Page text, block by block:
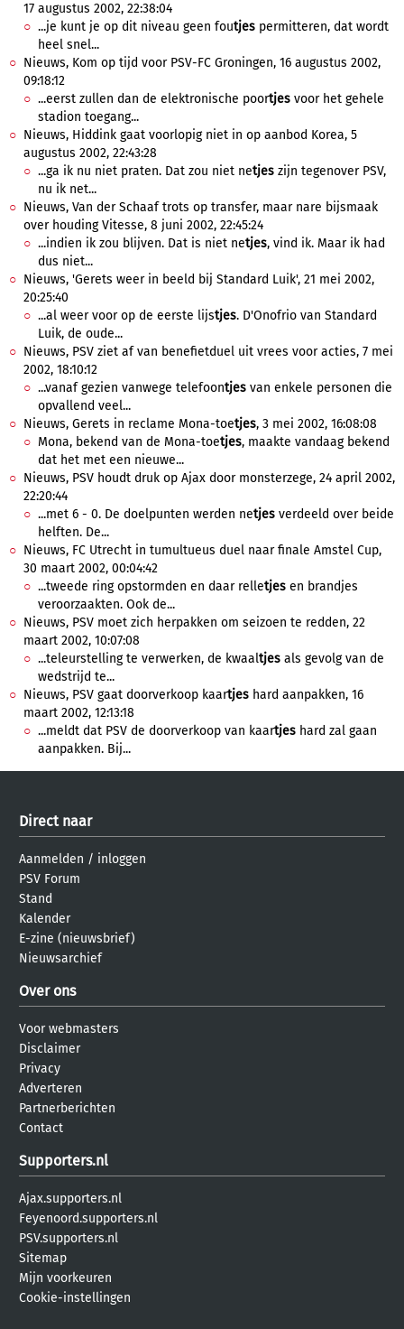
17 augustus 2002, 22:38:04
...je kunt je op dit niveau geen foutjes permitteren, dat wordt
heel snel...
Nieuws, Kom op tijd voor PSV-FC Groningen, 16 augustus 2002,
09:18:12
...eerst zullen dan de elektronische poortjes voor het gehele
stadion toegang...
Nieuws, Hiddink gaat voorlopig niet in op aanbod Korea, 5
augustus 2002, 22:43:28
...ga ik nu niet praten. Dat zou niet netjes zijn tegenover PSV,
nu ik net...
Nieuws, Van der Schaaf trots op transfer, maar nare bijsmaak
over houding Vitesse, 8 juni 2002, 22:45:24
...indien ik zou blijven. Dat is niet netjes, vind ik. Maar ik had
dus niet...
Nieuws, 'Gerets weer in beeld bij Standard Luik', 21 mei 2002,
20:25:40
...al weer voor op de eerste lijstjes. D'Onofrio van Standard
Luik, de oude...
Nieuws, PSV ziet af van benefietduel uit vrees voor acties, 7 mei
2002, 18:10:12
...vanaf gezien vanwege telefoontjes van enkele personen die
opvallend veel...
Nieuws, Gerets in reclame Mona-toetjes, 3 mei 2002, 16:08:08
Mona, bekend van de Mona-toetjes, maakte vandaag bekend
dat het met een nieuwe...
Nieuws, PSV houdt druk op Ajax door monsterzege, 24 april 2002,
22:20:44
...met 6 - 0. De doelpunten werden netjes verdeeld over beide
helften. De...
Nieuws, FC Utrecht in tumultueus duel naar finale Amstel Cup,
30 maart 2002, 00:04:42
...tweede ring opstormden en daar relletjes en brandjes
veroorzaakten. Ook de...
Nieuws, PSV moet zich herpakken om seizoen te redden, 22
maart 2002, 10:07:08
...teleurstelling te verwerken, de kwaaltjes als gevolg van de
wedstrijd te...
Nieuws, PSV gaat doorverkoop kaartjes hard aanpakken, 16
maart 2002, 12:13:18
...meldt dat PSV de doorverkoop van kaartjes hard zal gaan
aanpakken. Bij...
Direct naar
Aanmelden / inloggen
PSV Forum
Stand
Kalender
E-zine (nieuwsbrief)
Nieuwsarchief
Over ons
Voor webmasters
Disclaimer
Privacy
Adverteren
Partnerberichten
Contact
Supporters.nl
Ajax.supporters.nl
Feyenoord.supporters.nl
PSV.supporters.nl
Sitemap
Mijn voorkeuren
Cookie-instellingen